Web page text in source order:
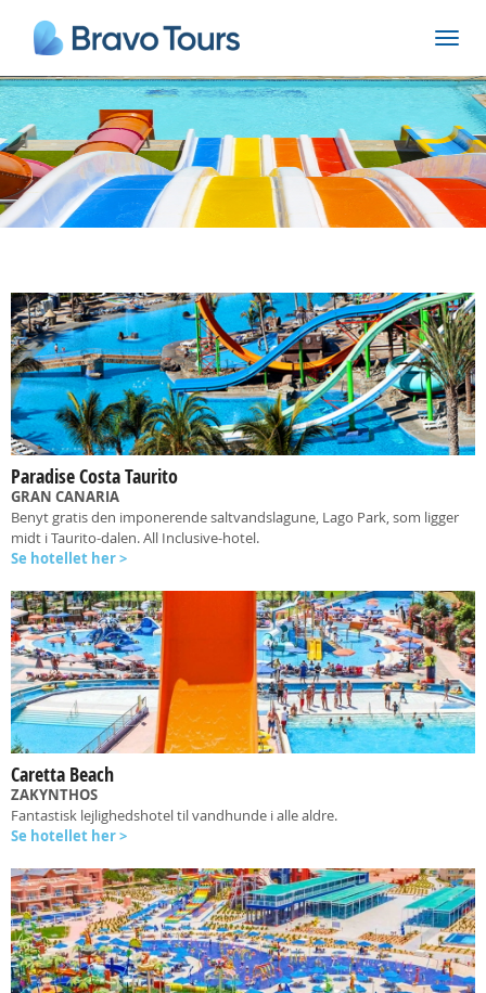
Paradise Costa Taurito
GRAN CANARIA
Benyt gratis den imponerende saltvandslagune, Lago Park, som ligger
midt i Taurito-dalen. All Inclusive-hotel.
Se hotellet her >
Caretta Beach
ZAKYNTHOS
Fantastisk lejlighedshotel til vandhunde i alle aldre.
Se hotellet her >